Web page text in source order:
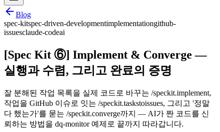
Blog
spec-kitspec-driven-developmentimplementationgithub-
issuesclaude-codeai
[Spec Kit ⑥] Implement & Converge —
실행과 수렴, 그리고 완료의 증명
잘 분해된 작업 목록을 실제 코드로 바꾸는 /speckit.implement,
작업을 GitHub 이슈로 잇는 /speckit.taskstoissues, 그리고 '정말
다 했는가'를 묻는 /speckit.converge까지 — AI가 짠 코드를 신
뢰하는 방법을 dq-monitor 예제로 끝까지 따라갑니다.